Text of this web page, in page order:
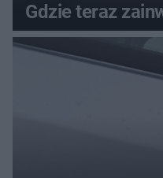
Gdzie teraz